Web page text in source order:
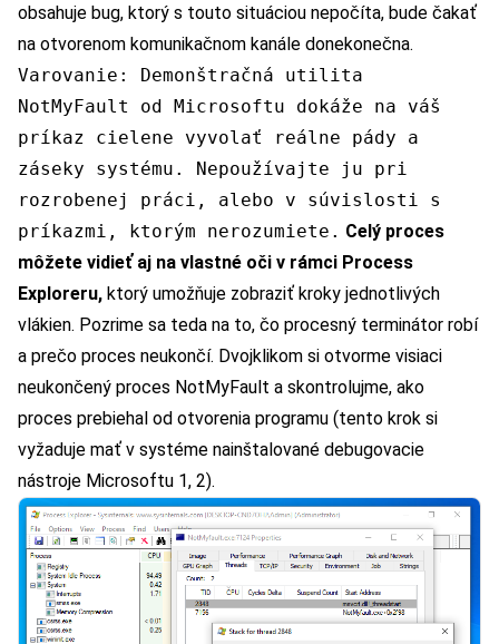
obsahuje bug, ktorý s touto situáciou nepočíta, bude čakať
na otvorenom komunikačnom kanále donekonečna.
Varovanie: Demonštračná utilita
NotMyFault od Microsoftu dokáže na váš
príkaz cielene vyvolať reálne pády a
záseky systému. Nepoužívajte ju pri
rozrobenej práci, alebo v súvislosti s
príkazmi, ktorým nerozumiete. Celý proces
môžete vidieť aj na vlastné oči v rámci Process
Exploreru, ktorý umožňuje zobraziť kroky jednotlivých
vlákien. Pozrime sa teda na to, čo procesný terminátor robí
a prečo proces neukončí. Dvojklikom si otvorme visiaci
neukončený proces NotMyFault a skontrolujme, ako
proces prebiehal od otvorenia programu (tento krok si
vyžaduje mať v systéme nainštalované debugovacie
nástroje Microsoftu 1, 2).